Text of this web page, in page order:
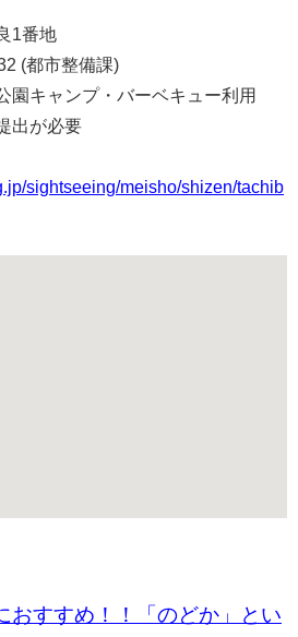
1番地
(都市整備課)
園キャンプ・バーベキュー利用
出が必要
sightseeing/meisho/shizen/tachib
おすすめ！！「のどか」とい